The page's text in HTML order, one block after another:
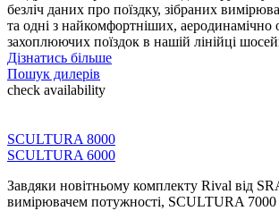
безліч даних про поїздку, зібраних
та одні з найкомфортніших, аеродинамічно
захоплюючих поїздок в нашій лінійці
Дізнатись більше
Пошук дилерів
check availability
SCULTURA 8000
SCULTURA 6000
Завдяки новітньому комплекту Rival від
вимірювачем потужності, SCULTURA 7000